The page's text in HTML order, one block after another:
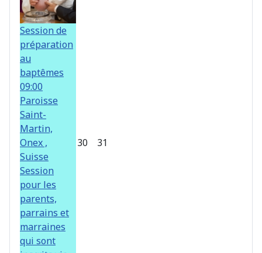
Session de
préparation
au
baptêmes
09:00
Paroisse
Saint-
Martin,
Onex ,
Suisse
Session
pour les
parents,
parrains et
marraines
qui sont
30 31